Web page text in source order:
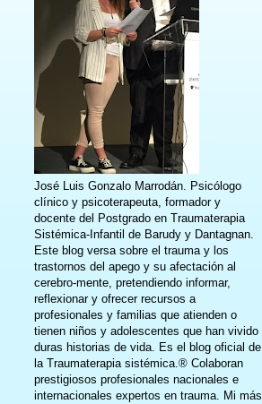
José Luis Gonzalo Marrodán. Psicólogo
clínico y psicoterapeuta, formador y
docente del Postgrado en Traumaterapia
Sistémica-Infantil de Barudy y Dantagnan.
Este blog versa sobre el trauma y los
trastornos del apego y su afectación al
cerebro-mente, pretendiendo informar,
reflexionar y ofrecer recursos a
profesionales y familias que atienden o
tienen niños y adolescentes que han vivido
duras historias de vida. Es el blog oficial de
la Traumaterapia sistémica.® Colaboran
prestigiosos profesionales nacionales e
internacionales expertos en trauma. Mi más